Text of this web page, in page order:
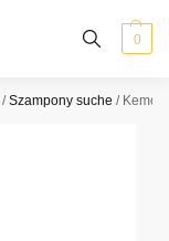
0
/Szampony suche /